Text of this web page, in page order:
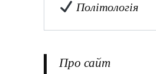
Політологія
Про сайт